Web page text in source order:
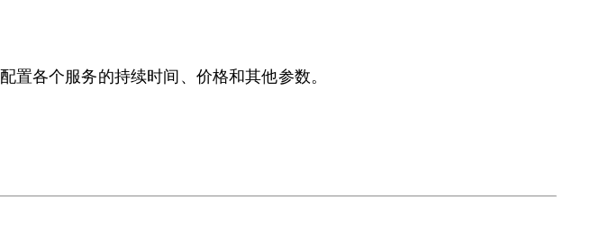
各个服务的持续时间、价格和其他参数。